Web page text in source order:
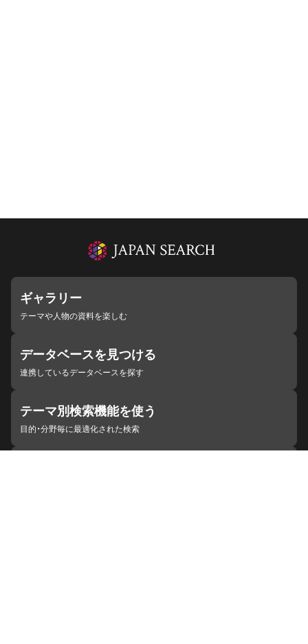
ギャラリー
テーマや人物の資料を楽しむ
データベースを見つける
連携しているデータベースを探す
テーマ別検索機能を使う
目的・分野毎に最適化された検索